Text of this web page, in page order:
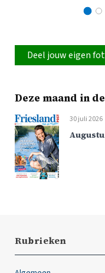
Deel jouw eigen
Deze maand in
30 juli 2026
Rubrieken